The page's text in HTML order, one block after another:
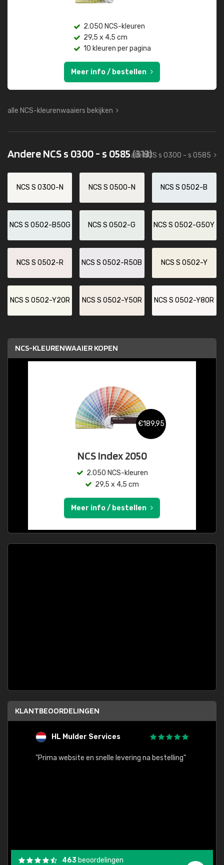
2.050 NCS-kleuren
29,5 x 4,5 cm
10 kleuren per pagina
Meer info / bestellen
alle NCS-kleurenwaaiers bekijken
Andere NCS s 0300 - s 0585(313)
alle NCS s 0300 - s 0585
NCS S 0300-N NCS S 0500-N NCS S 0502-B
NCS S 0502-B50G NCS S 0502-G NCS S 0502-G50Y
NCS S 0502-R NCS S 0502-R50B NCS S 0502-Y
NCS S 0502-Y20R NCS S 0502-Y50R NCS S 0502-Y80R
NCS-KLEURENWAAIER KOPEN
€189,95
NCS Index 2050
2.050 NCS-kleuren
29,5 x 4,5 cm
Meer info / bestellen
KLANTBEOORDELINGEN
HL Mulder Services
"Prima website en snelle levering na bestelling"
463 beoordelingen